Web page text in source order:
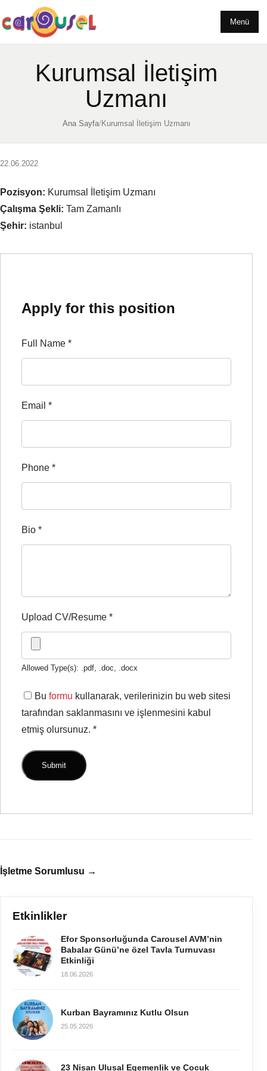
Menü
Kurumsal İletişim
Uzmanı
Ana Sayfa/Kurumsal İletişim Uzmanı
22.06.2022
Pozisyon: Kurumsal İletişim Uzmanı
Çalışma Şekli: Tam Zamanlı
Şehir: istanbul
Apply for this position
Full Name *
Email *
Phone *
Bio *
Upload CV/Resume *
Allowed Type(s): .pdf, .doc, .docx
Bu formu kullanarak, verilerinizin bu web sitesi
tarafından saklanmasını ve işlenmesini kabul
etmiş olursunuz. *
İşletme Sorumlusu →
Etkinlikler
Efor Sponsorluğunda Carousel AVM’nin
Babalar Günü’ne özel Tavla Turnuvası
Etkinliği
18.06.2026
Kurban Bayramınız Kutlu Olsun
25.05.2026
23 Nisan Ulusal Egemenlik ve Çocuk